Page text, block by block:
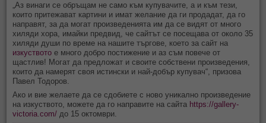
„Аз винаги се обръщам не само към купувачите, а и към тези,
които притежават картини и имат желание да ги продадат, да го
направят, за да могат произведенията им да се видят от много
хиляди хора, имайки предвид, че сайтът се посещава от около 35
хиляди души по време на нашите търгове, което за сайт на
изкуството е много добро постижение и аз съм повече от
щастлив! Могат да предложат и своите собствени произведения,
които да намерят своя истински и най-добър купувач“, призова
Павел Тодоров.
Ако и вие желаете да се сдобиете с ново уникално произведение
на изкуството, можете да го направите на сайта https://gallery-
victoria.com/ до 15 октомври.